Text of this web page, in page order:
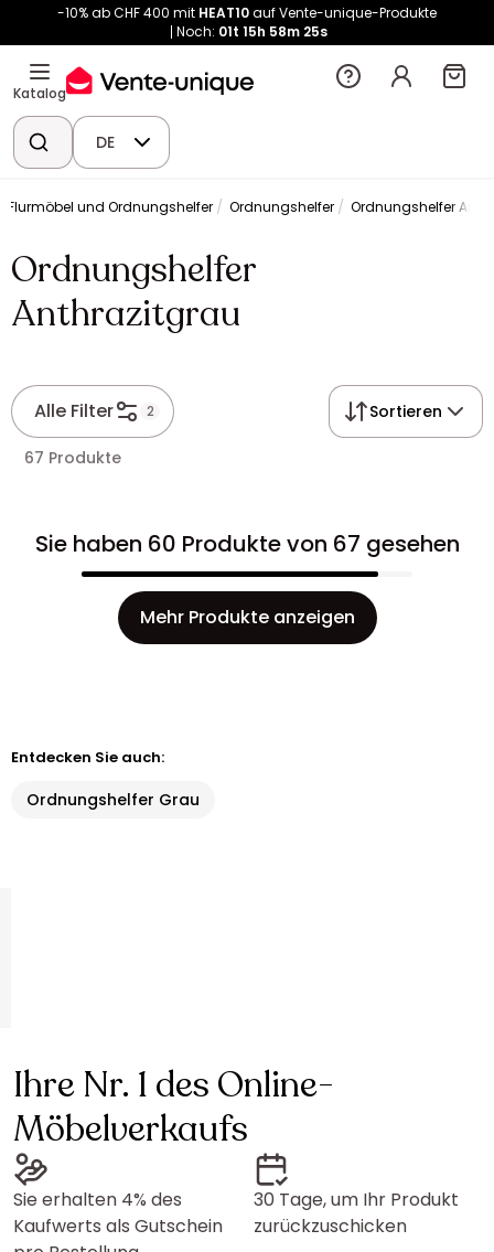
-10% ab CHF 400 mit HEAT10auf Vente-unique-Produkte
Noch: 01t 15h 58m 25s
Katalog
DE
Flurmöbel und Ordnungshelfer Ordnungshelfer Ordnungshelfer
Ordnungshelfer
Anthrazitgrau
Alle Filter 2 Sortieren
67 Produkte
Sie haben 60 Produkte von 67 gesehen
Mehr Produkte anzeigen
Entdecken Sie auch:
Ordnungshelfer Grau
Ihre Nr. 1 des Online-
Möbelverkaufs
Sie erhalten 4% des
Kaufwerts als Gutschein
30 Tage, um Ihr Produkt
zurückzuschicken